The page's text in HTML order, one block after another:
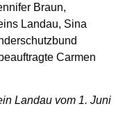
Braun,
Landau, Sina
Carmen
Landau vom 1. Juni